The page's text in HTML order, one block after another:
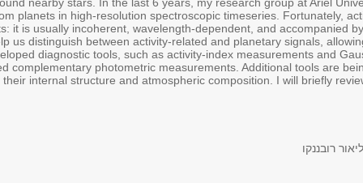
planets in high-resolution spectroscopic timeseries. Fortunately,
it is usually incoherent, wavelength-dependent, and accompanied
us distinguish between activity-related and planetary signals,
diagnostic tools, such as activity-index measurements and
complementary photometric measurements. Additional tools are
internal structure and atmospheric composition. I will briefly
רובננקו